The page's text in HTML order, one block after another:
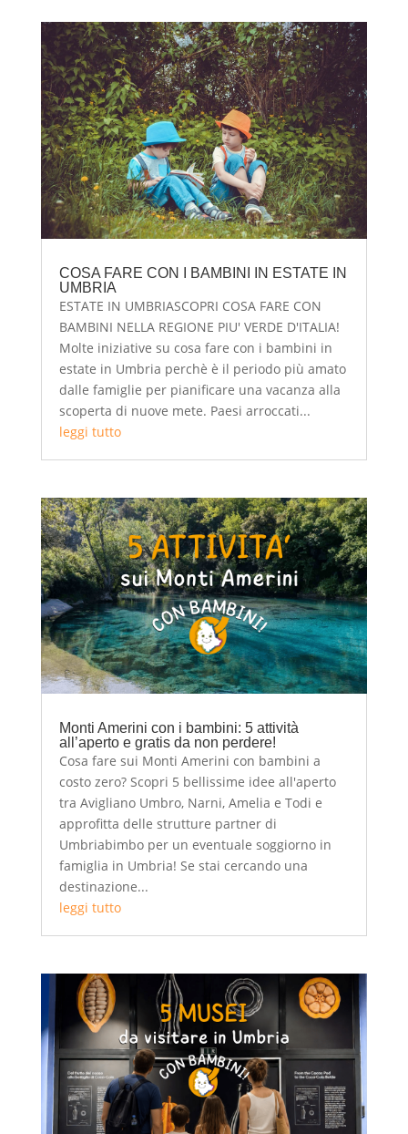
COSA FARE CON I BAMBINI IN ESTATE IN
UMBRIA
ESTATE IN UMBRIASCOPRI COSA FARE CON
BAMBINI NELLA REGIONE PIU' VERDE D'ITALIA!
Molte iniziative su cosa fare con i bambini in
estate in Umbria perchè è il periodo più amato
dalle famiglie per pianificare una vacanza alla
scoperta di nuove mete. Paesi arroccati...
leggi tutto
Monti Amerini con i bambini: 5 attività
all’aperto e gratis da non perdere!
Cosa fare sui Monti Amerini con bambini a
costo zero? Scopri 5 bellissime idee all'aperto
tra Avigliano Umbro, Narni, Amelia e Todi e
approfitta delle strutture partner di
Umbriabimbo per un eventuale soggiorno in
famiglia in Umbria! Se stai cercando una
destinazione...
leggi tutto